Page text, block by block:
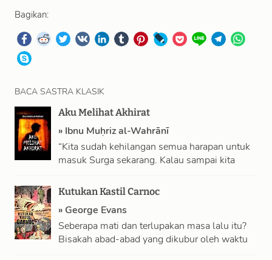
Bagikan:
BACA SASTRA KLASIK
Aku Melihat Akhirat
» Ibnu Muḥriz al-Wahrānī
“Kita sudah kehilangan semua harapan untuk
masuk Surga sekarang. Kalau sampai kita
padahal kita tahu mereka …
Kutukan Kastil Carnoc
» George Evans
Seberapa mati dan terlupakan masa lalu itu?
Bisakah abad-abad yang dikubur oleh waktu